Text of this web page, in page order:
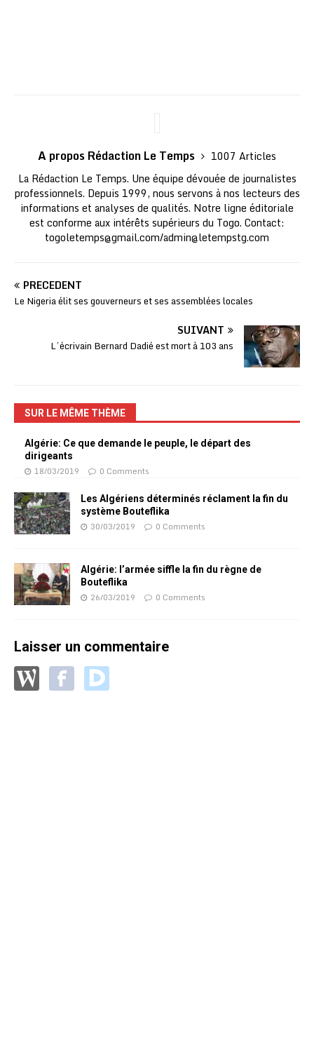
A propos Rédaction Le Temps
1007 Articles
La Rédaction Le Temps. Une équipe dévouée de journalistes
professionnels. Depuis 1999, nous servons à nos lecteurs des
informations et analyses de qualités. Notre ligne éditoriale
est conforme aux intérêts supérieurs du Togo. Contact:
togoletemps@gmail.com/admin@letempstg.com
PRÉCÉDENT
Le Nigeria élit ses gouverneurs et ses assemblées locales
SUIVANT
L’écrivain Bernard Dadié est mort à 103 ans
SUR LE MÊME THÈME
Algérie: Ce que demande le peuple, le départ des
dirigeants
18/03/2019 0 Comments
Les Algériens déterminés réclament la fin du
système Bouteflika
30/03/2019 0 Comments
Algérie: l’armée siffle la fin du règne de
Bouteflika
26/03/2019 0 Comments
Laisser un commentaire